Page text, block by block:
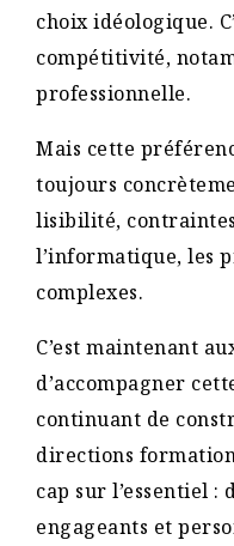
choix idéologique.
compétitivité,
professionnelle.
Mais cette
toujours
lisibilité,
l’informatique, les
complexes.
C’est maintenant
d’accompagner
continuant de
directions
cap sur l’essentiel :
engageants et